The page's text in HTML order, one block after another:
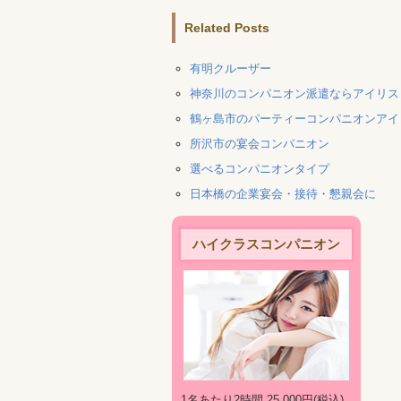
Related Posts
有明クルーザー
神奈川のコンパニオン派遣ならアイリス
鶴ヶ島市のパーティーコンパニオンア
所沢市の宴会コンパニオン
選べるコンパニオンタイプ
日本橋の企業宴会・接待・懇親会に
ハイクラスコンパニオン